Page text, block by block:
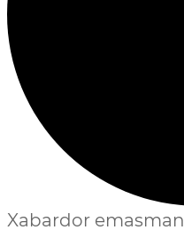
Xabardor emasman